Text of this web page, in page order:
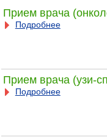
Прием врача
Подробнее
Прием врача (узи-
Подробнее